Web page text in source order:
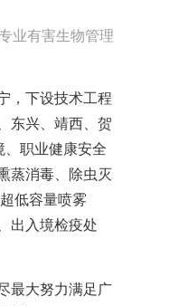
业有害生物管理
，下设技术工程
东兴、靖西、贺
、职业健康安全
蒸消毒、除虫灭
低容量喷雾
出入境检疫处
最大努力满足广